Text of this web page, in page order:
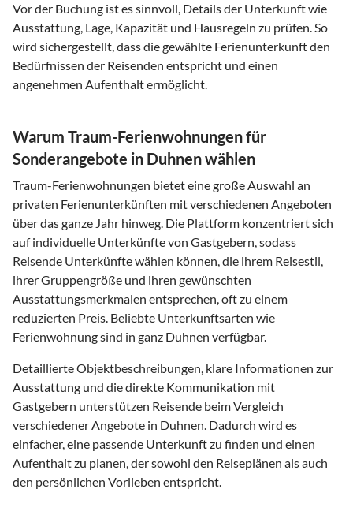
Vor der Buchung ist es sinnvoll, Details der Unterkunft wie
Ausstattung, Lage, Kapazität und Hausregeln zu prüfen. So
wird sichergestellt, dass die gewählte Ferienunterkunft den
Bedürfnissen der Reisenden entspricht und einen
angenehmen Aufenthalt ermöglicht.
Warum Traum-Ferienwohnungen für
Sonderangebote in Duhnen wählen
Traum-Ferienwohnungen bietet eine große Auswahl an
privaten Ferienunterkünften mit verschiedenen Angeboten
über das ganze Jahr hinweg. Die Plattform konzentriert sich
auf individuelle Unterkünfte von Gastgebern, sodass
Reisende Unterkünfte wählen können, die ihrem Reisestil,
ihrer Gruppengröße und ihren gewünschten
Ausstattungsmerkmalen entsprechen, oft zu einem
reduzierten Preis. Beliebte Unterkunftsarten wie
Ferienwohnung sind in ganz Duhnen verfügbar.
Detaillierte Objektbeschreibungen, klare Informationen zur
Ausstattung und die direkte Kommunikation mit
Gastgebern unterstützen Reisende beim Vergleich
verschiedener Angebote in Duhnen. Dadurch wird es
einfacher, eine passende Unterkunft zu finden und einen
Aufenthalt zu planen, der sowohl den Reiseplänen als auch
den persönlichen Vorlieben entspricht.